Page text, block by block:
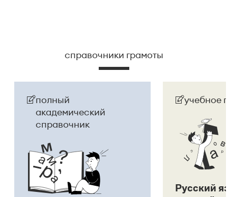
справочники грамоты
полный
академический
справочник
учебное
Русский